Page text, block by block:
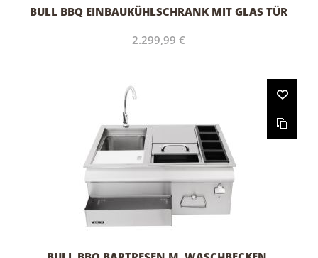
BULL BBQ EINBAUKÜHLSCHRANK MIT GLAS TÜR
2.299,99 €